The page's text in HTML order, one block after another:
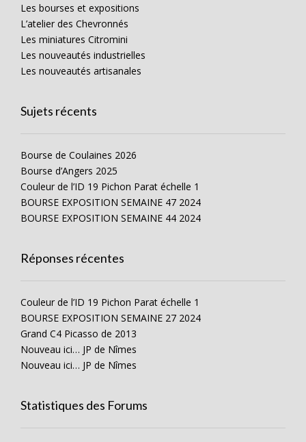
Les bourses et expositions
L’atelier des Chevronnés
Les miniatures Citromini
Les nouveautés industrielles
Les nouveautés artisanales
Sujets récents
Bourse de Coulaines 2026
Bourse d’Angers 2025
Couleur de l’ID 19 Pichon Parat échelle 1
BOURSE EXPOSITION SEMAINE 47 2024
BOURSE EXPOSITION SEMAINE 44 2024
Réponses récentes
Couleur de l’ID 19 Pichon Parat échelle 1
BOURSE EXPOSITION SEMAINE 27 2024
Grand C4 Picasso de 2013
Nouveau ici… JP de Nîmes
Nouveau ici… JP de Nîmes
Statistiques des Forums